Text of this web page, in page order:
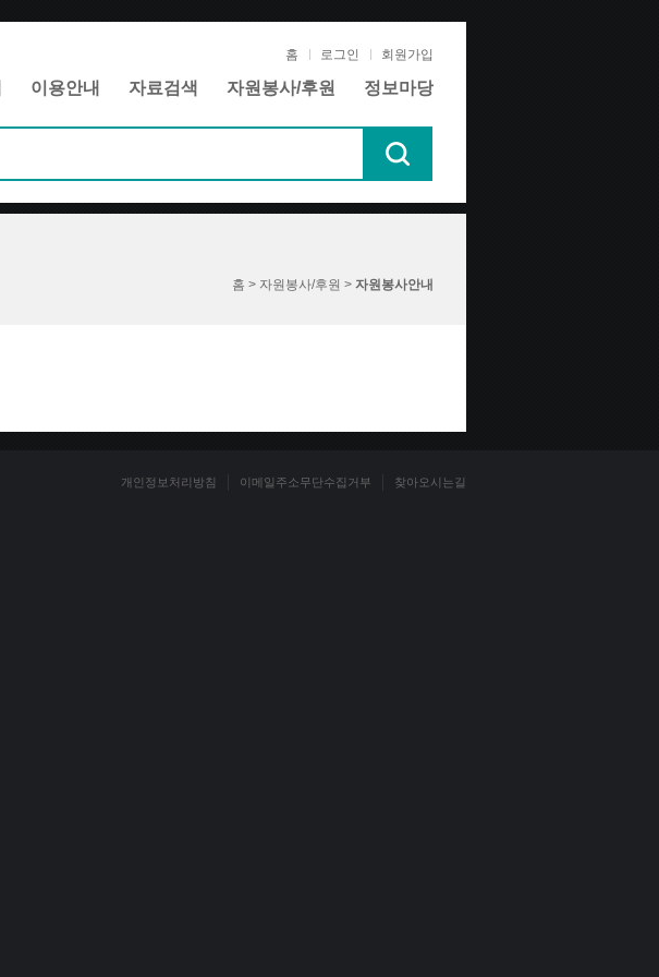
홈 로그인 회원가입
이용안내 자료검색 자원봉사/후원 정보마당
홈 > 자원봉사/후원 > 자원봉사안내
개인정보처리방침 이메일주소무단수집거부 찾아오시는길